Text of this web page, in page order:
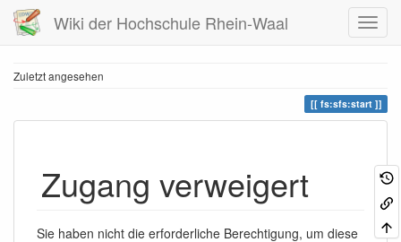
Wiki der Hochschule Rhein-Waal
Zuletzt angesehen
fs:sfs:start
Zugang verweigert
Sie haben nicht die erforderliche Berechtigung, um diese